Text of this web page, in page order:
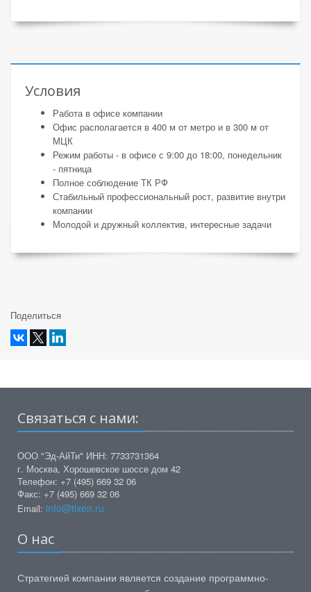
Условия
Работа в офисе компании
Офис располагается в 400 м от метро и в 300 м от
МЦК
Режим работы - в офисе с 9:00 до 18:00, понедельник
- пятница
Полное соблюдение ТК РФ
Стабильный профессиональный рост, развитие внутри
компании
Молодой и дружный коллектив, интересные задачи
Поделиться
Связаться с нами:
ООО "Эд-АйТи" ИНН: 7733731364
г. Москва, Хорошевское шоссе дом 42
Телефон: +7 (495) 669 32 06
Факс: +7 (495) 669 32 06
Email: info@tixen.ru
О нас
Стратегией компании является создание программно-